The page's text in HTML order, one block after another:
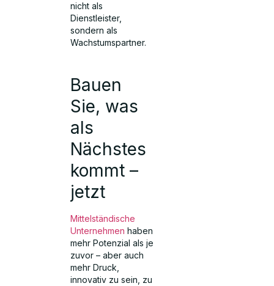
nicht als
Dienstleister,
sondern als
Wachstumspartner.
Bauen
Sie, was
als
Nächstes
kommt –
jetzt
Mittelständische
Unternehmen haben
mehr Potenzial als je
zuvor – aber auch
mehr Druck,
innovativ zu sein, zu